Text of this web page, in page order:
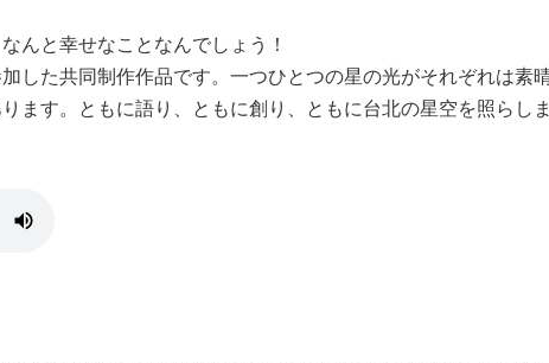
んと幸せなことなんでしょう！
した共同制作作品です。一つひとつの星の光がそれぞれは素
ます。ともに語り、ともに創り、ともに台北の星空を照らしま